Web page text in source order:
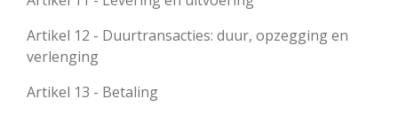
Artikel 12 - Duurtransacties: duur, opzegging en
verlenging
Artikel 13 - Betaling